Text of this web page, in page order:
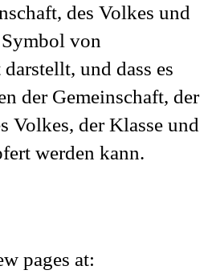
des Volkes und
von
und dass es
der Gemeinschaft, der
Volkes, der Klasse und
werden kann.
pages at: